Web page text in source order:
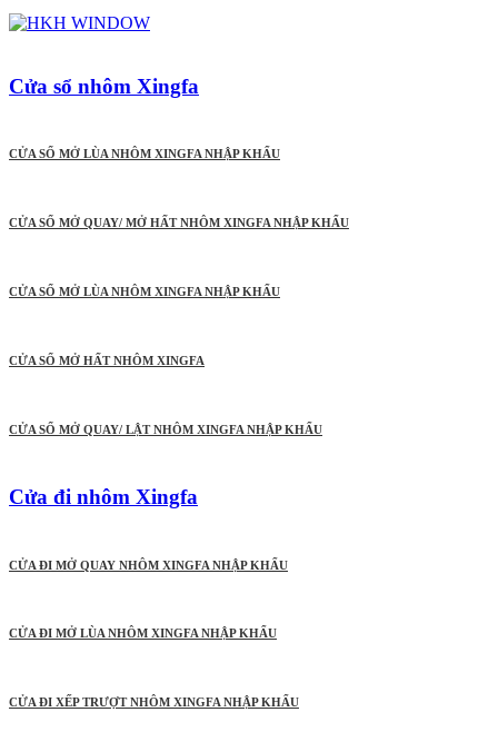
Cửa sổ nhôm Xingfa
CỬA SỔ MỞ LÙA NHÔM XINGFA NHẬP KHẨU
CỬA SỔ MỞ QUAY/ MỞ HẤT NHÔM XINGFA NHẬP KHẨU
CỬA SỔ MỞ LÙA NHÔM XINGFA NHẬP KHẨU
CỬA SỔ MỞ HẤT NHÔM XINGFA
CỬA SỔ MỞ QUAY/ LẬT NHÔM XINGFA NHẬP KHẨU
Cửa đi nhôm Xingfa
CỬA ĐI MỞ QUAY NHÔM XINGFA NHẬP KHẨU
CỬA ĐI MỞ LÙA NHÔM XINGFA NHẬP KHẨU
CỬA ĐI XẾP TRƯỢT NHÔM XINGFA NHẬP KHẨU